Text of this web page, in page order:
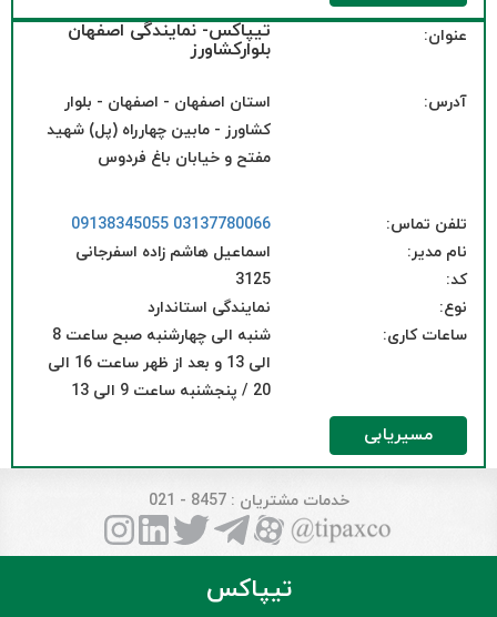
عنوان: تیپاکس- نمایندگی اصفهان
بلوارکشاورز
آدرس:
استان اصفهان - اصفهان - بلوار
کشاورز - مابین چهارراه (پل) شهید
مفتح و خیابان باغ فردوس
تلفن تماس: 03137780066
09138345055
نام مدیر:
اسماعیل هاشم زاده اسفرجانی
کد:
3125
نوع:
نمایندگی استاندارد
ساعات کاری:
شنبه الی چهارشنبه صبح ساعت 8
الی 13 و بعد از ظهر ساعت 16 الی
20 / پنجشنبه ساعت 9 الی 13
مسیریابی
خدمات مشتریان : 8457 - 021
تیپاکس